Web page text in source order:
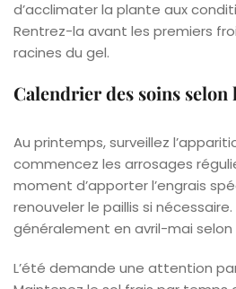
d’acclimater la plante aux
Rentrez-la avant les premiers
racines du gel.
Calendrier des soins selon
Au printemps, surveillez
commencez les arrosages
moment d’apporter l’engrais
renouveler le paillis si
généralement en avril-mai selon
L’été demande une attention